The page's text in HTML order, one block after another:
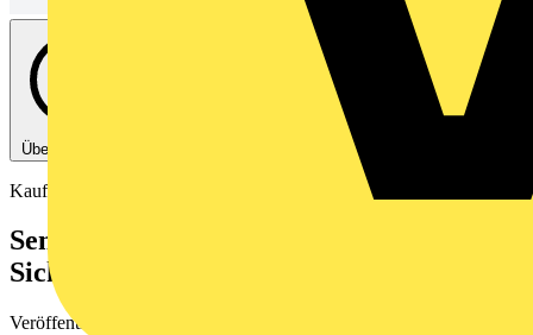
Über diese PDF
Kaufel
Sentara: Das wegweisende
Sicherheitslicht-Konzept
Veröffentlicht: 20. März 2013